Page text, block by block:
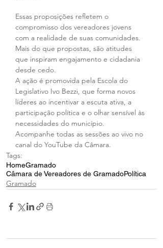
Essas proposições refletem o
compromisso dos vereadores jovens
com a realidade de suas comunidades.
Mais do que propostas, são atitudes
que inspiram engajamento e cidadania
desde cedo.
A ação é promovida pela Escola do
Legislativo Ivo Bezzi, que forma novos
líderes ao incentivar a escuta ativa, a
participação política e o olhar sensível às
necessidades do município.
Acompanhe todas as sessões ao vivo no
canal do YouTube da Câmara.
Tags:
HomeGramado
Câmara de Vereadores de GramadoPolítica
Gramado